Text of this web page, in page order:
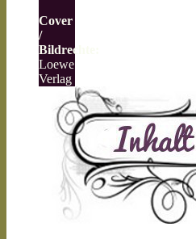
Cover
/
Bildrechte:
Loewe
Verlag